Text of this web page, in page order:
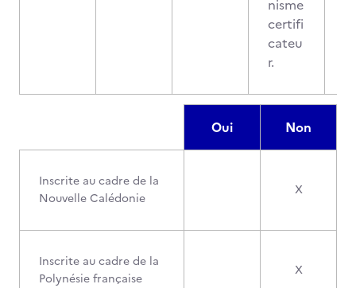
nisme
certifi
cateu
r.
Oui Non
Inscrite au cadre de la
Nouvelle Calédonie
X
Inscrite au cadre de la
Polynésie française
X